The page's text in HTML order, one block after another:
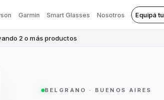
Garmin Smart Glasses Nosotros Equipá
2 o más productos
BELGRANO · BUENOS AIRES